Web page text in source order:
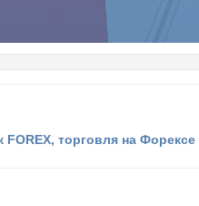
торговля на Форексе